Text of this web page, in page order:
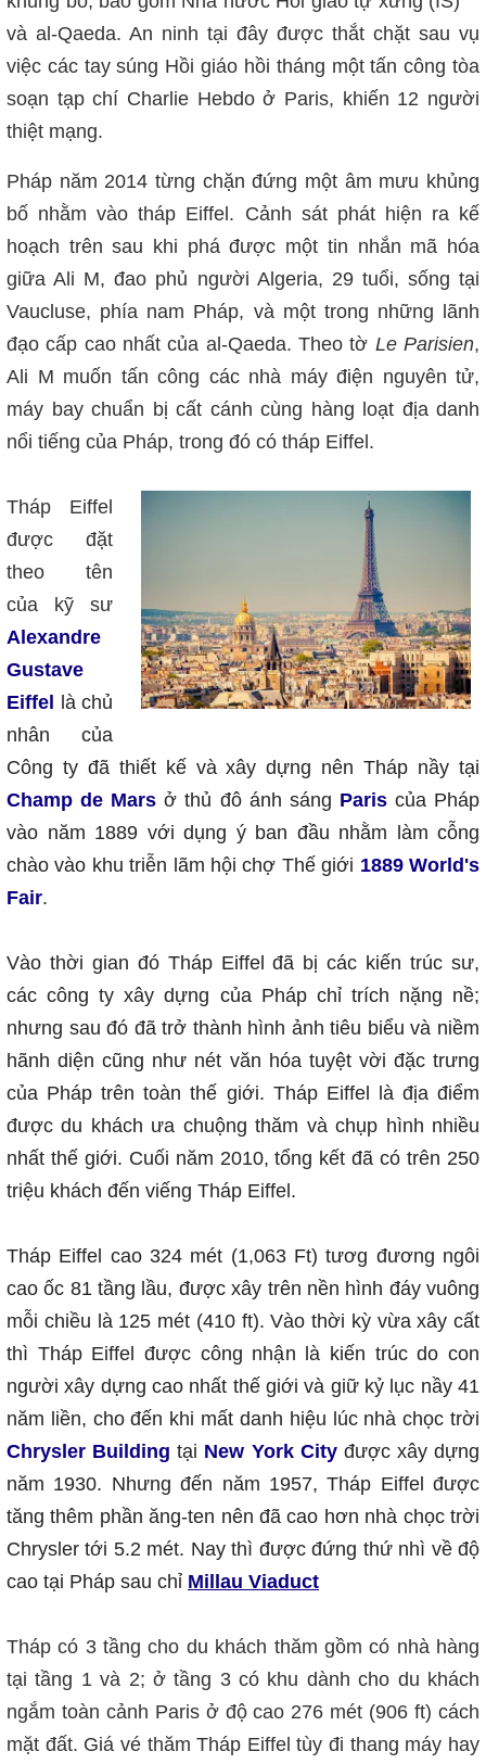
và al-Qaeda. An ninh tại đây được thắt chặt sau vụ
việc các tay súng Hồi giáo hồi tháng một tấn công tòa
soạn tạp chí Charlie Hebdo ở Paris, khiến 12 người
thiệt mạng.
Pháp năm 2014 từng chặn đứng một âm mưu khủng
bố nhằm vào tháp Eiffel. Cảnh sát phát hiện ra kế
hoạch trên sau khi phá được một tin nhắn mã hóa
giữa Ali M, đao phủ người Algeria, 29 tuổi, sống tại
Vaucluse, phía nam Pháp, và một trong những lãnh
đạo cấp cao nhất của al-Qaeda. Theo tờ Le Parisien,
Ali M muốn tấn công các nhà máy điện nguyên tử,
máy bay chuẩn bị cất cánh cùng hàng loạt địa danh
nổi tiếng của Pháp, trong đó có tháp Eiffel.
Tháp Eiffel
được đặt
theo tên
của kỹ sư
Alexandre
Gustave
Eiffel là chủ
nhân của
Công ty đã thiết kế và xây dựng nên Tháp nầy tại
Champ de Mars ở thủ đô ánh sáng Pariscủa Pháp
vào năm 1889 với dụng ý ban đầu nhằm làm cỗng
chào vào khu triễn lãm hội chợ Thế giới 1889 World's
Fair.
Vào thời gian đó Tháp Eiffel đã bị các kiến trúc sư,
các công ty xây dựng của Pháp chỉ trích nặng nề;
nhưng sau đó đã trở thành hình ảnh tiêu biểu và niềm
hãnh diện cũng như nét văn hóa tuyệt vời đặc trưng
của Pháp trên toàn thế giới. Tháp Eiffel là địa điểm
được du khách ưa chuộng thăm và chụp hình nhiều
nhất thế giới. Cuối năm 2010, tổng kết đã có trên 250
triệu khách đến viếng Tháp Eiffel.
Tháp Eiffel cao 324 mét (1,063 Ft) tươg đương ngôi
cao ốc 81 tầng lầu, được xây trên nền hình đáy vuông
mỗi chiều là 125 mét (410 ft). Vào thời kỳ vừa xây cất
thì Tháp Eiffel được công nhận là kiến trúc do con
người xây dựng cao nhất thế giới và giữ kỷ lục nầy 41
năm liền, cho đến khi mất danh hiệu lúc nhà chọc trời
Chrysler Building tại New York City được xây dựng
năm 1930. Nhưng đến năm 1957, Tháp Eiffel được
tăng thêm phần ăng-ten nên đã cao hơn nhà chọc trời
Chrysler tới 5.2 mét. Nay thì được đứng thứ nhì về độ
cao tại Pháp sau chỉ Millau Viaduct
Tháp có 3 tầng cho du khách thăm gồm có nhà hàng
tại tầng 1 và 2; ở tầng 3 có khu dành cho du khách
ngắm toàn cảnh Paris ở độ cao 276 mét (906 ft) cách
mặt đất. Giá vé thăm Tháp Eiffel tùy đi thang máy hay